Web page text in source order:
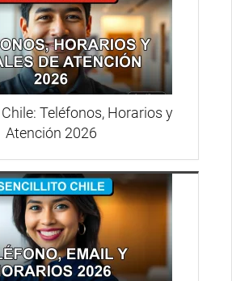
Teléfonos, Horarios y
Atención 2026